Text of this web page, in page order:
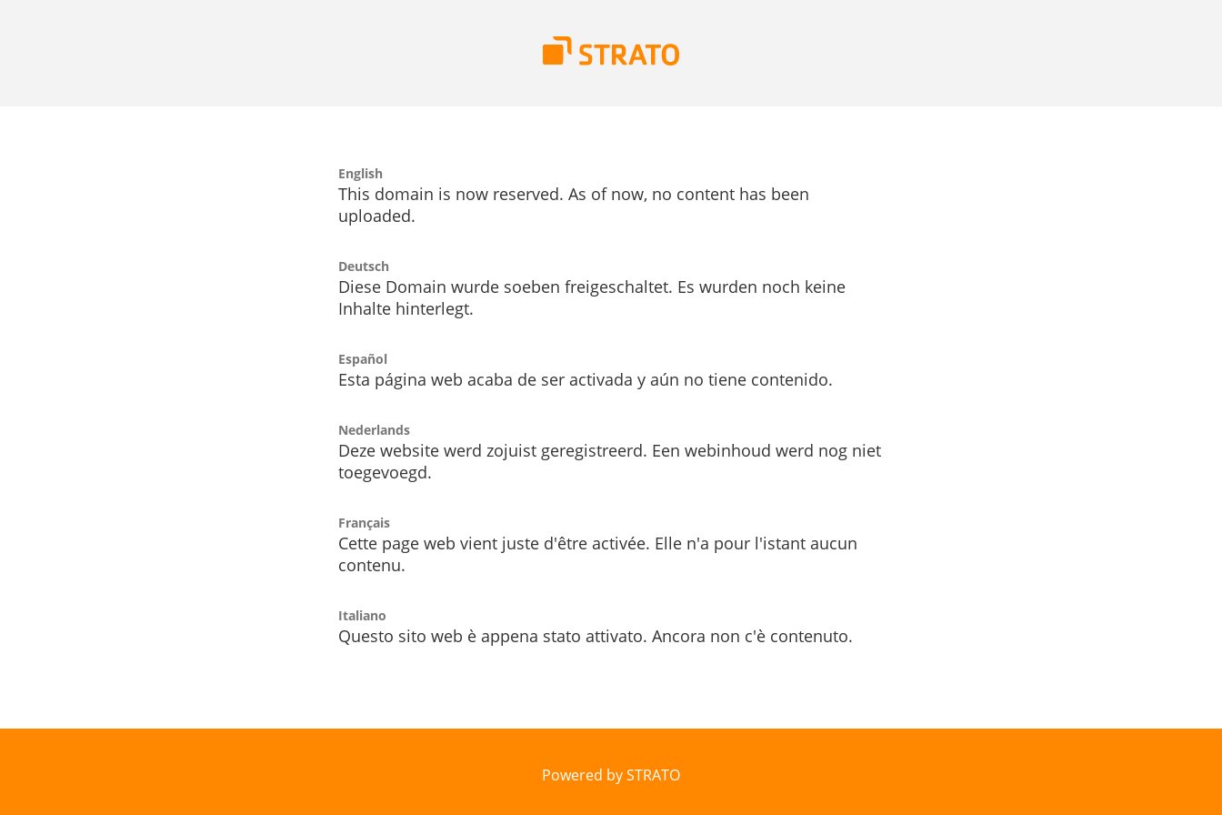
English
This domain is now reserved. As of now, no content has been
uploaded.
Deutsch
Diese Domain wurde soeben freigeschaltet. Es wurden noch keine
Inhalte hinterlegt.
Español
Esta página web acaba de ser activada y aún no tiene contenido.
Nederlands
Deze website werd zojuist geregistreerd. Een webinhoud werd nog niet
toegevoegd.
Français
Cette page web vient juste d'être activée. Elle n'a pour l'istant aucun
contenu.
Italiano
Questo sito web è appena stato attivato. Ancora non c'è contenuto.
Powered by STRATO